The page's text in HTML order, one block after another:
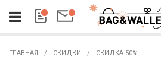
ГЛАВНАЯ СКИДКИ СКИДКА 50%